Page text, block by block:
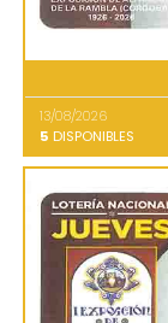
13/08/2026
5 DISPONIBLES